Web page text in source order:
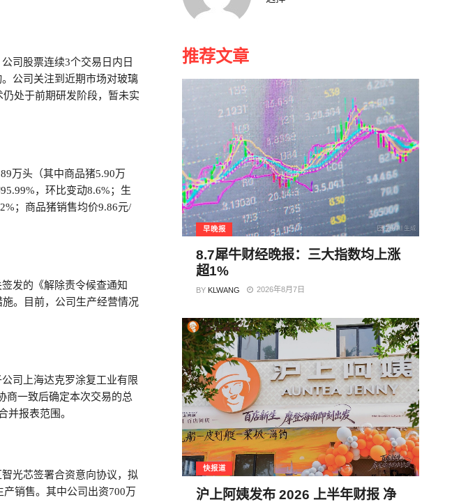
司股票连续3个交易日内日
公司关注到近期市场对玻璃
处于前期研发阶段，暂未实
万头（其中商品猪5.90万
，环比变动8.6%；生
；商品猪销售均价9.86元/
发的《解除责令候查通知
。目前，公司生产经营情况
司上海达克罗涂复工业有限
商一致后确定本次交易的总
并报表范围。
光芯签署合资意向协议，拟
销售。其中公司出资700万
推荐文章
早晚报
8.7犀牛财经晚报：三大指数均上涨
超1%
BY KLWANG 2026年8月7日
快报道
沪上阿姨发布 2026 上半年财报 净